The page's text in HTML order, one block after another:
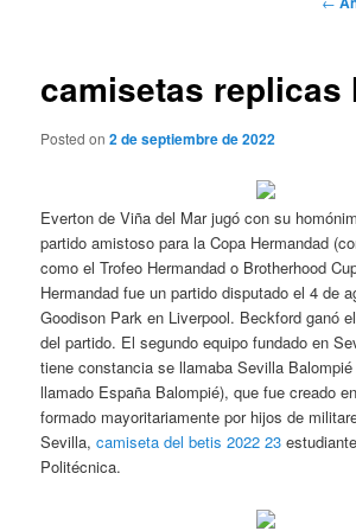
camisetas replicas
Posted on2 de septiembre de 2022
Everton de Viña del Mar jugó con su
partido amistoso para la Copa Hermandad
como el Trofeo Hermandad o Brotherhood
Hermandad fue un partido disputado el 4 de
Goodison Park en Liverpool. Beckford ganó
del partido. El segundo equipo fundado en
tiene constancia se llamaba Sevilla
llamado España Balompié), que fue creado
formado mayoritariamente por hijos de
Sevilla,camiseta del betis 2022 23
Politécnica.